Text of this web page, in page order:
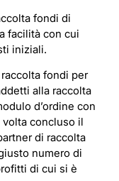
fondi di
facilità con cui
iniziali.
fondi per
alla raccolta
d’ordine con
concluso il
di raccolta
numero di
di cui si è